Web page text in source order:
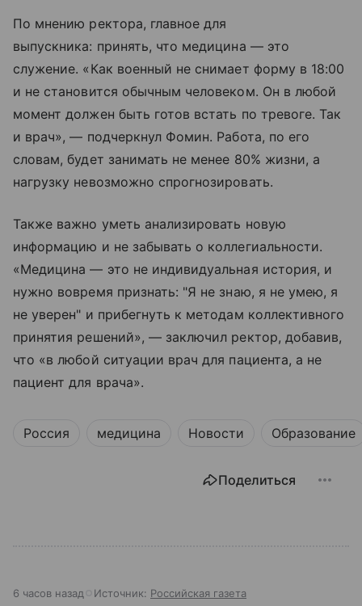
По мнению ректора, главное для
выпускника: принять, что медицина — это
служение. «Как военный не снимает форму в 18:00
и не становится обычным человеком. Он в любой
момент должен быть готов встать по тревоге. Так
и врач», — подчеркнул Фомин. Работа, по его
словам, будет занимать не менее 80% жизни, а
нагрузку невозможно спрогнозировать.
Также важно уметь анализировать новую
информацию и не забывать о коллегиальности.
«Медицина — это не индивидуальная история, и
нужно вовремя признать: "Я не знаю, я не умею, я
не уверен" и прибегнуть к методам коллективного
принятия решений», — заключил ректор, добавив,
что «в любой ситуации врач для пациента, а не
пациент для врача».
Россия медицина Новости Образование
Поделиться
6 часов назад Источник: Российская газета